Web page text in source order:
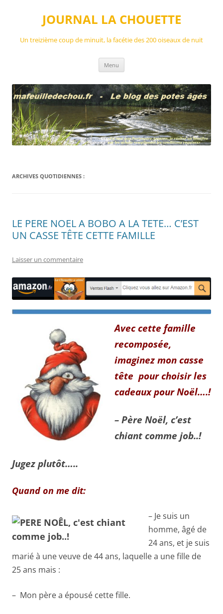
JOURNAL LA CHOUETTE
Un treizième coup de minuit, la facétie des 200 oiseaux de nuit
Menu
ARCHIVES QUOTIDIENNES :
LE PERE NOEL A BOBO A LA TETE… C’EST
UN CASSE TÊTE CETTE FAMILLE
Laisser un commentaire
Avec cette famille
recomposée,
imaginez mon casse
tête pour choisir les
cadeaux pour Noël….!
– Père Noël, c’est
chiant comme job..!
Jugez plutôt…..
Quand on me dit:
– Je suis un
homme, âgé de
24 ans, et je suis
marié à une veuve de 44 ans, laquelle a une fille de
25 ans mais :
– Mon père a épousé cette fille.